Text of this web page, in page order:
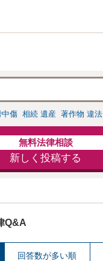
中傷 相続 遺産 著作物 違法
無料法律相談
新しく投稿する
Q&A
回答数が多い順